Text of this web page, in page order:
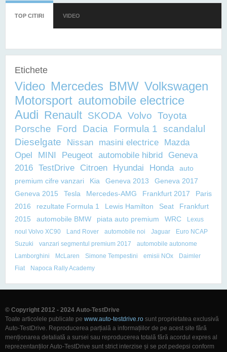
TOP CITIRI (TAB ACTIV)
VIDEO
Etichete
Video Mercedes BMW Volkswagen
Motorsport automobile electrice
Audi Renault SKODA Volvo Toyota
Porsche
Ford Dacia Formula 1 scandalul
Dieselgate
Nissan masini electrice
Mazda
Opel
MINI Peugeot automobile hibrid
Geneva
2016 TestDrive Citroen Hyundai Honda
auto
premium cifre vanzari
Kia Geneva 2013
Geneva 2017
Geneva 2015
Tesla Mercedes-AMG Frankfurt 2017
Paris
2016
rezultate Formula 1 Lewis Hamilton Seat
Frankfurt
2015
automobile BMW piata auto premium WRC
Lexus
noul Volvo XC90
Land Rover automobile noi Jaguar
Euro NCAP
Suzuki
vanzari segmentul premium 2017
automobile autonome
Lamborghini
McLaren Simone Tempestini emisii NOx
Daimler
Fiat
Napoca Rally Academy
© Copyright 2012 - 2024 Auto-TestDrive
Toate articolele publicate pe www.auto-testdrive.ro sunt proprietatea exclusivă
Auto-TestDrive. Reproducerea parțială a informațiilor de pe acest site fără
menționarea detaliată a sursei sau reproducerea totală fără acordul expres al
reprezentanților Auto-TestDrive sunt strict interzise și se pot pedepsi conform